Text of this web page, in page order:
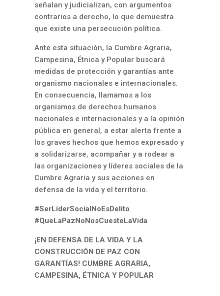
señalan y judicializan, con argumentos
contrarios a derecho, lo que demuestra
que existe una persecución política.
Ante esta situación, la Cumbre Agraria,
Campesina, Étnica y Popular buscará
medidas de protección y garantías ante
organismo nacionales e internacionales.
En consecuencia, llamamos a los
organismos de derechos humanos
nacionales e internacionales y a la opinión
pública en general, a estar alerta frente a
los graves hechos que hemos expresado y
a solidarizarse, acompañar y a rodear a
las organizaciones y líderes sociales de la
Cumbre Agraria y sus acciones en
defensa de la vida y el territorio.
#SerLiderSocialNoEsDelito
#QueLaPazNoNosCuesteLaVida
¡EN DEFENSA DE LA VIDA Y LA
CONSTRUCCIÓN DE PAZ CON
GARANTÍAS! CUMBRE AGRARIA,
CAMPESINA, ÉTNICA Y POPULAR